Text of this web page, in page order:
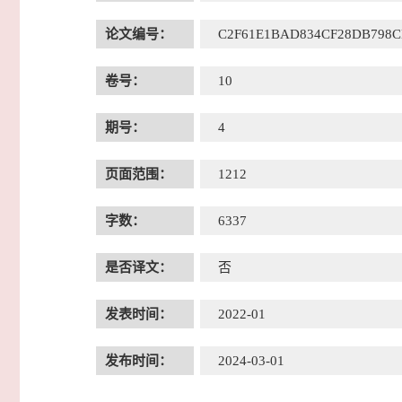
论文编号：
卷号： 10
期号： 4
页面范围： 1212
字数： 6337
是否译文： 否
发表时间： 2022-01
发布时间： 2024-03-01